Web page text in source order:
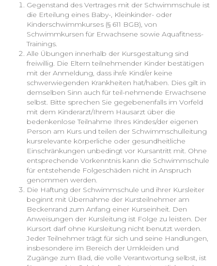
Gegenstand des Vertrages mit der Schwimmschule ist
die Erteilung eines Baby-, Kleinkinder- oder
Kinderschwimmkurses (§ 611 BGB), von
Schwimmkursen für Erwachsene sowie Aquafitness-
Trainings.
Alle Übungen innerhalb der Kursgestaltung sind
freiwillig. Die Eltern teilnehmender Kinder bestätigen
mit der Anmeldung, dass ihr/e Kind/er keine
schwerwiegenden Krankheiten hat/haben. Dies gilt in
demselben Sinn auch für teil-nehmende Erwachsene
selbst. Bitte sprechen Sie gegebenenfalls im Vorfeld
mit dem Kinderarzt/Ihrem Hausarzt über die
bedenkenlose Teilnahme Ihres Kindes/der eigenen
Person am Kurs und teilen der Schwimmschulleitung
kursrelevante körperliche oder gesundheitliche
Einschränkungen unbedingt vor Kursantritt mit. Ohne
entsprechende Vorkenntnis kann die Schwimmschule
für entstehende Folgeschäden nicht in Anspruch
genommen werden.
Die Haftung der Schwimmschule und ihrer Kursleiter
beginnt mit Übernahme der Kursteilnehmer am
Beckenrand zum Anfang einer Kurseinheit. Den
Anweisungen der Kursleitung ist Folge zu leisten. Der
Kursort darf ohne Kursleitung nicht benutzt werden.
Jeder Teilnehmer trägt für sich und seine Handlungen,
insbesondere im Bereich der Umkleiden und
Zugänge zum Bad, die volle Verantwortung selbst, ist